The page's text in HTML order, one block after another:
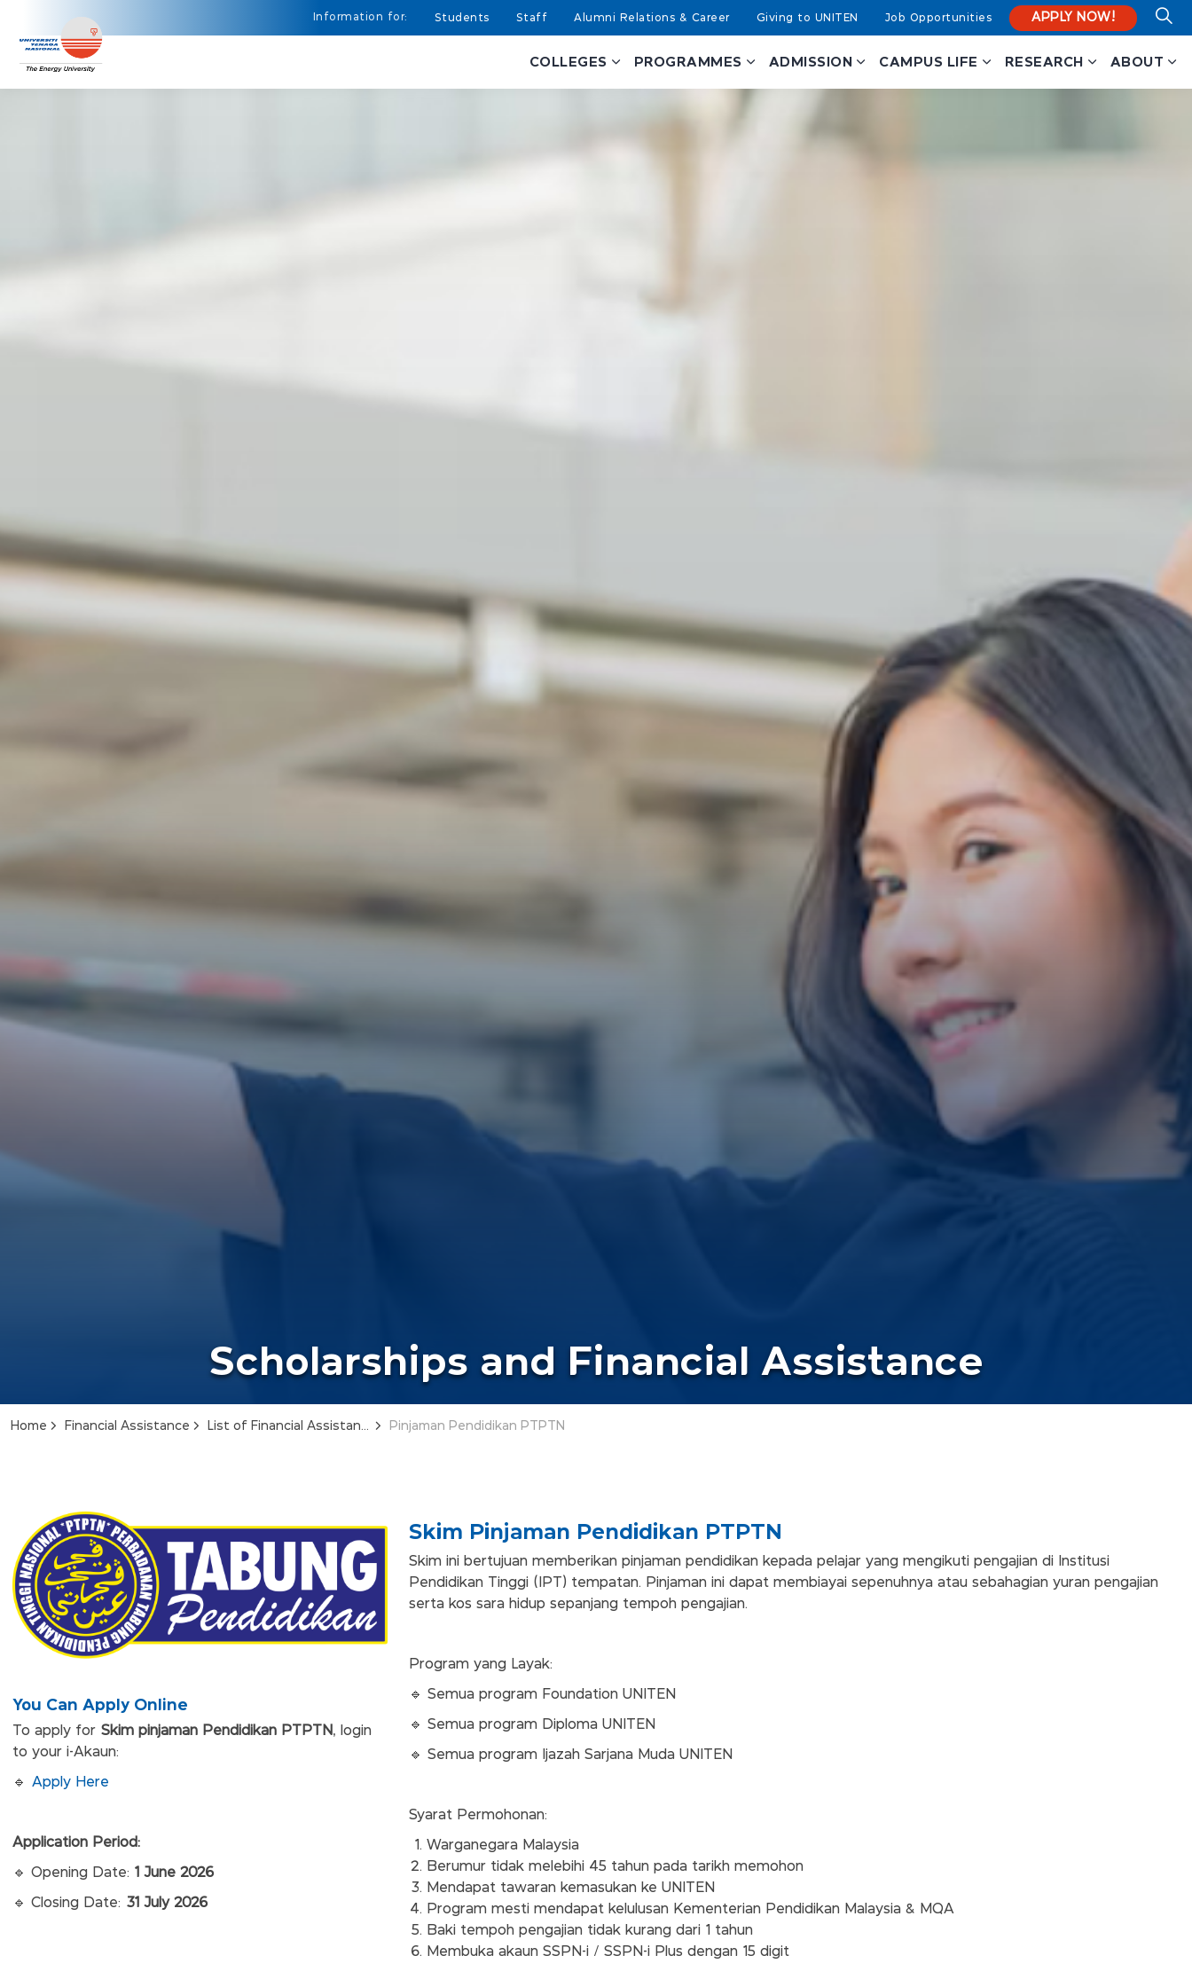
COLLEGES PROGRAMMES ADMISSION CAMPUS LIFE RESEARCH ABOUT
Students Staff Alumni Relations & Career Giving to UNITEN Job Opportunities APPLY NOW!
Scholarships and Financial Assistance
Home Financial Assistance List of Financial Assistance Pinjaman Pendidikan PTPTN
You Can Apply Online
To apply for Skim pinjaman Pendidikan PTPTN, login
to your i-Akaun:
🔹 Apply Here
Application Period:
🔹 Opening Date: 1 June 2026
🔹 Closing Date: 31 July 2026
Skim Pinjaman Pendidikan PTPTN
Skim ini bertujuan memberikan pinjaman pendidikan kepada pelajar yang mengikuti pengajian di Institusi
Pendidikan Tinggi (IPT) tempatan. Pinjaman ini dapat membiayai sepenuhnya atau sebahagian yuran pengajian
serta kos sara hidup sepanjang tempoh pengajian.
Program yang Layak:
🔹 Semua program Foundation UNITEN
🔹 Semua program Diploma UNITEN
🔹 Semua program Ijazah Sarjana Muda UNITEN
Syarat Permohonan:
Warganegara Malaysia
Berumur tidak melebihi 45 tahun pada tarikh memohon
Mendapat tawaran kemasukan ke UNITEN
Program mesti mendapat kelulusan Kementerian Pendidikan Malaysia & MQA
Baki tempoh pengajian tidak kurang dari 1 tahun
Membuka akaun SSPN-i / SSPN-i Plus dengan 15 digit